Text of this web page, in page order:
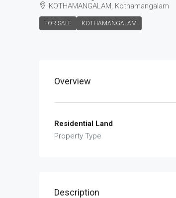
KOTHAMANGALAM, Kothamangalam
FOR SALE KOTHAMANGALAM
Overview
Residential Land
Property Type
Description